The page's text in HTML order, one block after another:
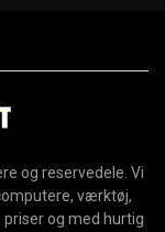
og reservedele. Vi
værktøj,
og med hurtig